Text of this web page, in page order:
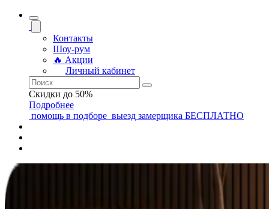
Контакты
Шоу-рум
🔥 Акции
Личный кабинет
Скидки до 50%
Подробнее
помощь в подборе выезд замерщика БЕСПЛАТНО